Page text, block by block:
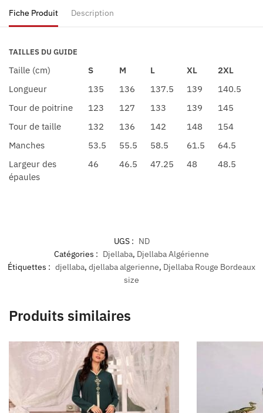
Fiche Produit Description
TAILLES DU GUIDE
Taille (cm) S M L XL
2XL
Longueur
135 136 137.5 139
140.5
Tour de poitrine
123 127 133 139
145
Tour de taille
132 136 142 148
154
Manches
53.5 55.5 58.5 61.5
64.5
Largeur des
épaules
46 46.5 47.25 48 48.5
UGS : ND
Catégories : Djellaba, Djellaba Algérienne
Étiquettes : djellaba, djellaba algerienne, Djellaba Rouge Bordeaux
size
Produits similaires